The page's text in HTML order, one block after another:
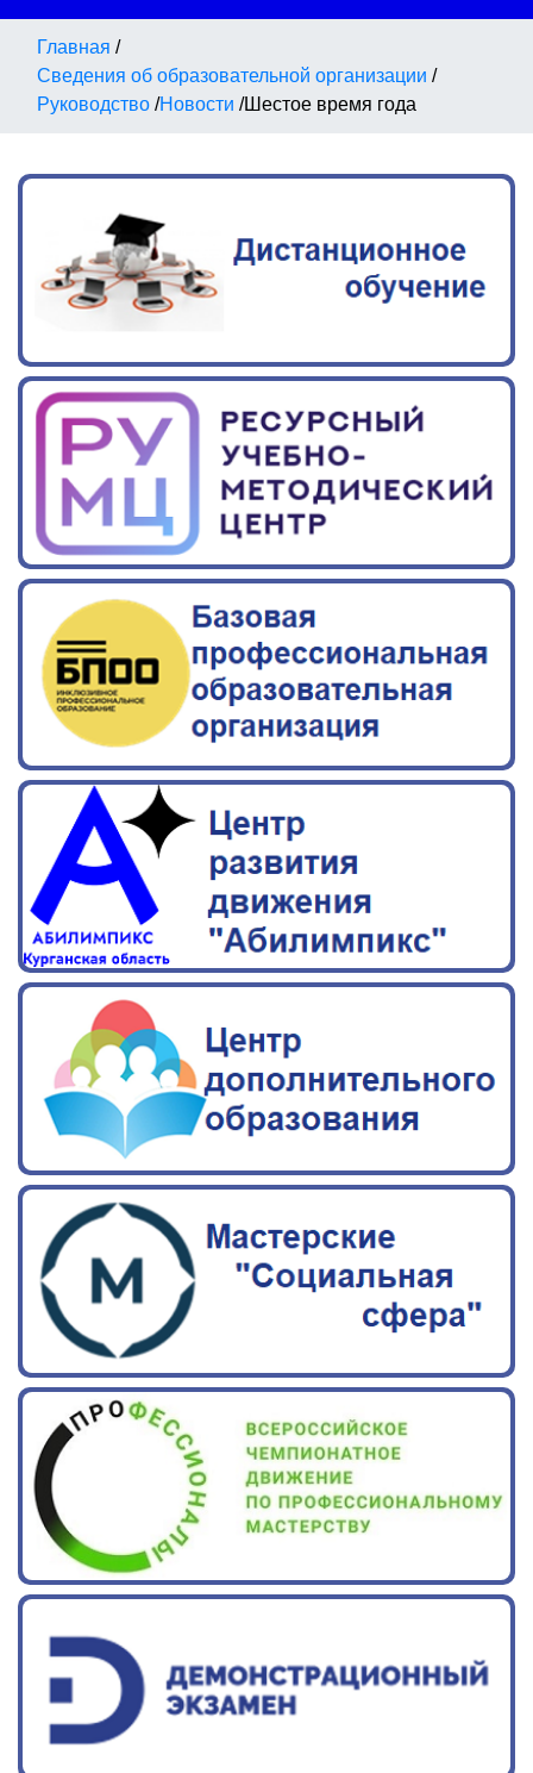
Главная /
Сведения об образовательной организации /
Руководство /Новости /Шестое время года